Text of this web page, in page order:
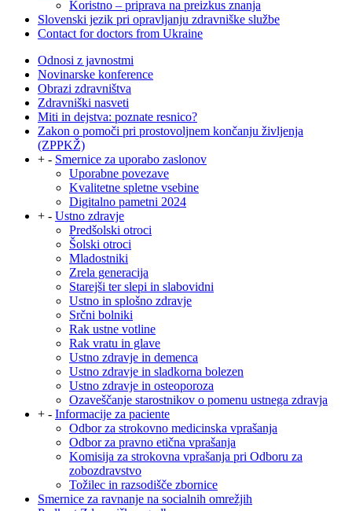
Koristno – priprava na preizkus znanja
Slovenski jezik pri opravljanju zdravniške službe
Contact for doctors from Ukraine
Odnosi z javnostmi
Novinarske konference
Obrazi zdravništva
Zdravniški nasveti
Miti in dejstva: poznate resnico?
Zakon o pomoči pri prostovoljnem končanju življenja
(ZPPKŽ)
+ - Smernice za uporabo zaslonov
Uporabne povezave
Kvalitetne spletne vsebine
Digitalno pametni 2024
+ - Ustno zdravje
Predšolski otroci
Šolski otroci
Mladostniki
Zrela generacija
Starejši ter slepi in slabovidni
Ustno in splošno zdravje
Srčni bolniki
Rak ustne votline
Rak vratu in glave
Ustno zdravje in demenca
Ustno zdravje in sladkorna bolezen
Ustno zdravje in osteoporoza
Ozaveščanje starostnikov o pomenu ustnega zdravja
+ - Informacije za paciente
Odbor za strokovno medicinska vprašanja
Odbor za pravno etična vprašanja
Komisija za strokovna vprašanja pri Odboru za
zobozdravstvo
Tožilec in razsodišče zbornice
Smernice za ravnanje na socialnih omrežjih